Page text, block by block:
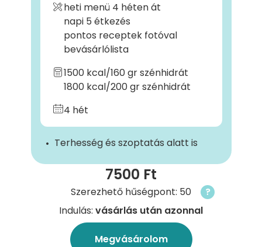
heti menü 4 héten át
napi 5 étkezés
pontos receptek fotóval
bevásárlólista
1500 kcal/160 gr szénhidrát
1800 kcal/200 gr szénhidrát
4 hét
Terhesség és szoptatás alatt is
7500 Ft
Szerezhető hűségpont: 50
?
Indulás: vásárlás után azonnal
Megvásárolom